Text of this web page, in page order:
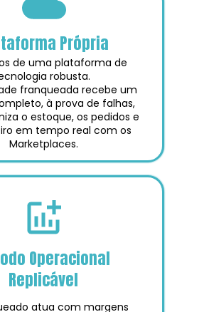
Própria
Operacional
Replicável
de uma plataforma de
robusta.
franqueada recebe um
à prova de falhas,
o estoque, os pedidos e
em tempo real com os
Marketplaces.